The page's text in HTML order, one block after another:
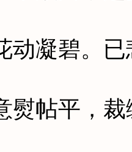
凝碧。已
帖平，裁